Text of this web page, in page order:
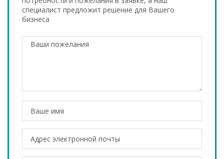
специалист предложит решение для Вашего
бизнеса